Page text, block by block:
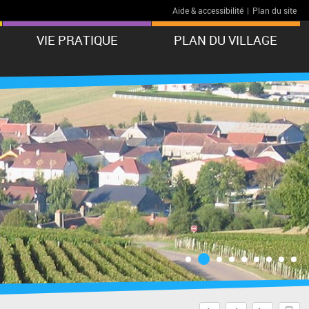
Aide & accessibilité | Plan du site
VIE PRATIQUE PLAN DU VILLAGE